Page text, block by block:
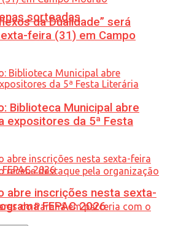
sorteadas
da Dualidade” será
feira (31) em Campo
Biblioteca Municipal abre
expositores da 5ª Festa
abre inscrições nesta sexta-
FEPAC 2026